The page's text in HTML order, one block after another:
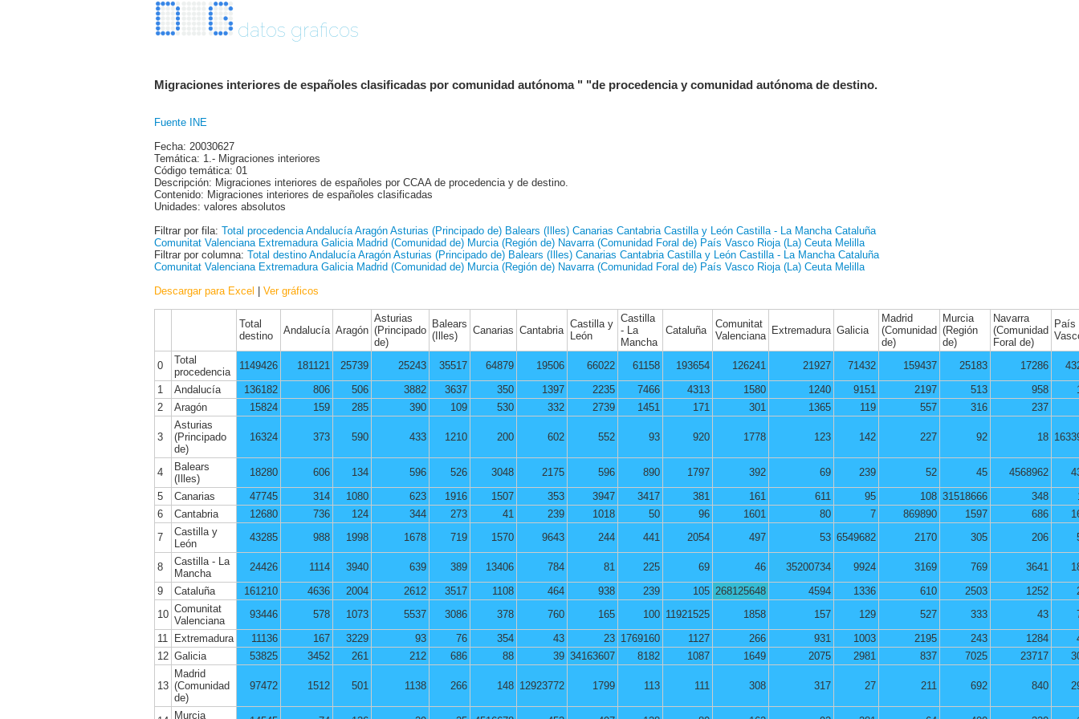
datos graficos
Migraciones interiores de españoles clasificadas por comunidad autónoma " "de procedencia y comunidad autónoma de destino.
Fuente INE
Fecha: 20030627
Temática: 1.- Migraciones interiores
Código temática: 01
Descripción: Migraciones interiores de españoles por CCAA de procedencia y de destino.
Contenido: Migraciones interiores de españoles clasificadas
Unidades: valores absolutos
Filtrar por fila: Total procedencia Andalucía Aragón Asturias (Principado de) Balears (Illes) Canarias Cantabria Castilla y León Castilla - La Mancha Cataluña
Comunitat Valenciana Extremadura Galicia Madrid (Comunidad de) Murcia (Región de) Navarra (Comunidad Foral de) País Vasco Rioja (La) Ceuta Melilla
Filtrar por columna: Total destino Andalucía Aragón Asturias (Principado de) Balears (Illes) Canarias Cantabria Castilla y León Castilla - La Mancha Cataluña
Comunitat Valenciana Extremadura Galicia Madrid (Comunidad de) Murcia (Región de) Navarra (Comunidad Foral de) País Vasco Rioja (La) Ceuta Melilla
Descargar para Excel | Ver gráficos
Total
destino
Andalucía Aragón
Asturias
(Principado
de)
Balears
(Illes)
Canarias Cantabria
Castilla y
León
Castilla
- La
Mancha
Cataluña
Comunitat
Valenciana Extremadura Galicia
Madrid
(Comunidad
de)
Murcia
(Región
de)
Navarra
(Comunidad
Foral de)
País
0
Total
procedencia
1149426 181121 25739 25243 35517 64879 19506 66022 61158 193654 126241 21927 71432 159437 25183 17286
1
Andalucía 136182 806 506 3882 3637 350 1397 2235 7466 4313 1580 1240 9151 2197 513 958
2
Aragón 15824 159 285 390 109 530 332 2739 1451 171 301 1365 119 557 316 237
3
Asturias
(Principado
de)
16324 373 590 433 1210 200 602 552 93 920 1778 123 142 227 92 18
4
Balears
(Illes)
18280 606 134 596 526 3048 2175 596 890 1797 392 69 239 52 45 4568962
5
Canarias 47745 314 1080 623 1916 1507 353 3947 3417 381 161 611 95 108 31518666 348
6
Cantabria 12680 736 124 344 273 41 239 1018 50 96 1601 80 7 869890 1597 686
7
Castilla y
León
43285 988 1998 1678 719 1570 9643 244 441 2054 497 53 6549682 2170 305 206
8
Castilla - La
Mancha
24426 1114 3940 639 389 13406 784 81 225 69 46 35200734 9924 3169 769 3641
9
Cataluña 161210 4636 2004 2612 3517 1108 464 938 239 105 268125648 4594 1336 610 2503 1252
10 Comunitat
Valenciana
93446 578 1073 5537 3086 378 760 165 100 11921525 1858 157 129 527 333 43
11
Extremadura 11136 167 3229 93 76 354 43 23 1769160 1127 266 931 1003 2195 243 1284
12 Galicia 53825 3452 261 212 686 88 39 34163607 8182 1087 1649 2075 2981 837 7025 23717
13
Madrid
(Comunidad
de)
97472 1512 501 1138 266 148 12923772 1799 113 111 308 317 27 211 692 840
Murcia